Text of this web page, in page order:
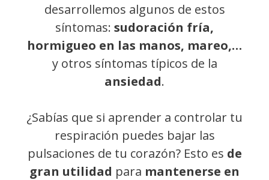
desarrollemos algunos de estos
síntomas: sudoración fría,
hormigueo en las manos, mareo,…
y otros síntomas típicos de la
ansiedad.
¿Sabías que si aprender a controlar tu
respiración puedes bajar las
pulsaciones de tu corazón? Esto es de
gran utilidad para mantenerse en